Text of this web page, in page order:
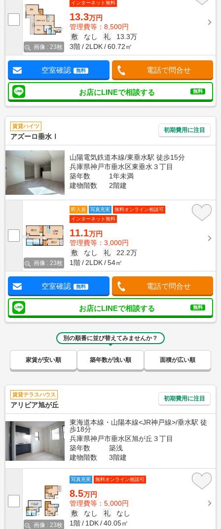
画像 : 23枚
インターネット無料
13.3万円
管理費等：8,500円
敷
なし 礼
13.3万
3階
2LDK 60.72㎡
空室確認 無料 電話で問合せ
お店にLINEで相談する 無料
賃貸ハイツ
アズーロ垂水Ⅰ
初期費用に注目
山陽電気鉄道本線/東垂水駅 徒歩15分
兵庫県神戸市垂水区東垂水３丁目
築年数
1年未満
建物階数
2階建
画像 : 23枚
即入居 写真充実
無料オンライン相談可
インターネット無料
11.1万円
管理費等：3,000円
敷
なし 礼
22.2万
1階
2LDK 54㎡
空室確認 無料 電話で問合せ
お店にLINEで相談する 無料
別の順番に並び替えてみませんか？
家賃が安い順 築年数が浅い順 面積が広い順
賃貸テラスハウス
アリビア旭が丘
初期費用に注目
東海道本線・山陽本線<JR神戸線>/垂水駅 徒
歩18分
兵庫県神戸市垂水区旭が丘３丁目
築年数
築浅
建物階数
3階建
画像 : 23枚
写真充実 無料オンライン相談可
8.5万円
管理費等：5,000円
敷
なし 礼
なし
1階
1DK 40.05㎡